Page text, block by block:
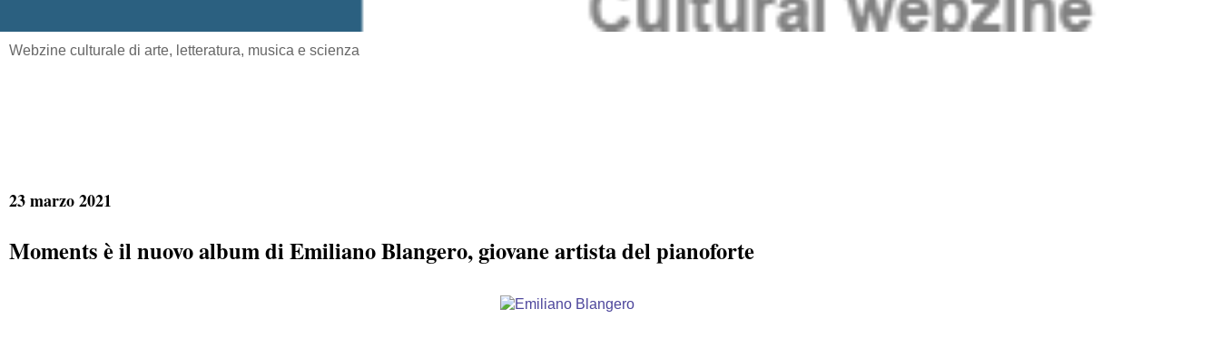
Webzine culturale di arte, letteratura, musica e scienza
23 marzo 2021
Moments è il nuovo album di Emiliano Blangero, giovane artista del pianoforte